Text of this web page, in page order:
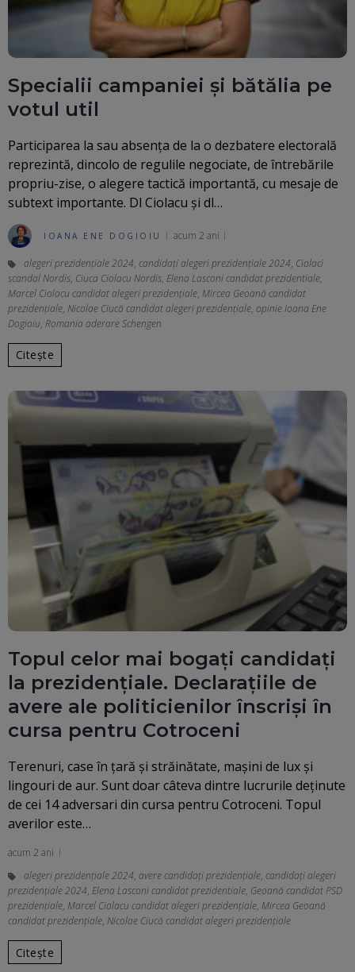
Specialii campaniei și bătălia pe
votul util
Participarea la sau absența de la o dezbatere electorală
reprezintă, dincolo de regulile negociate, de întrebările
propriu-zise, o alegere tactică importantă, cu mesaje de
subtext importante. Dl Ciolacu și dl…
IOANA ENE DOGIOIU acum 2 ani
alegeri prezidenţiale 2024, candidați alegeri prezidențiale 2024, Ciolaci
scandal Nordis, Ciuca Ciolacu Nordis, Elena Lasconi candidat prezidentiale,
Marcel Ciolacu candidat alegeri prezidențiale, Mircea Geoană candidat
prezidențiale, Nicolae Ciucă candidat alegeri prezidențiale, opinie Ioana Ene
Dogioiu, Romania aderare Schengen
Citește
Topul celor mai bogați candidați
la prezidențiale. Declarațiile de
avere ale politicienilor înscriși în
cursa pentru Cotroceni
Terenuri, case în ţară şi străinătate, maşini de lux şi
lingouri de aur. Sunt doar câteva dintre lucrurile deţinute
de cei 14 adversari din cursa pentru Cotroceni. Topul
averilor este…
acum 2 ani
alegeri prezidenţiale 2024, avere candidaţi prezidenţiale, candidați alegeri
prezidențiale 2024, Elena Lasconi candidat prezidentiale, Geoană candidat PSD
prezidenţiale, Marcel Ciolacu candidat alegeri prezidențiale, Mircea Geoană
candidat prezidențiale, Nicolae Ciucă candidat alegeri prezidențiale
Citește